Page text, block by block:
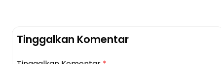
Tinggalkan Komentar